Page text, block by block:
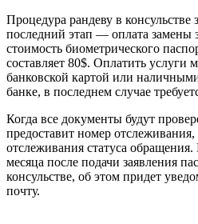
Процедура рандеву в консульстве
последний этап — оплата замены
стоимость биометрического
составляет 80$. Оплатить услуги
банковской картой или
банке, в последнем случае
Когда все документы будут
предоставит номер
отслеживания статуса
месяца после подачи заявления
консульстве, об этом придет
почту.